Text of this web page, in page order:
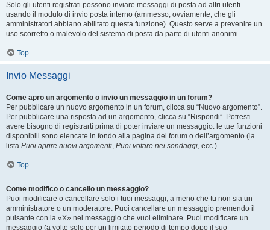
Solo gli utenti registrati possono inviare messaggi di posta ad altri utenti
usando il modulo di invio posta interno (ammesso, ovviamente, che gli
amministratori abbiano abilitato questa funzione). Questo serve a prevenire un
uso scorretto o malevolo del sistema di posta da parte di utenti anonimi.
Top
Invio Messaggi
Come apro un argomento o invio un messaggio in un forum?
Per pubblicare un nuovo argomento in un forum, clicca su “Nuovo argomento”.
Per pubblicare una risposta ad un argomento, clicca su “Rispondi”. Potresti
avere bisogno di registrarti prima di poter inviare un messaggio: le tue funzioni
disponibili sono elencate in fondo alla pagina del forum o dell’argomento (la
lista Puoi aprire nuovi argomenti, Puoi votare nei sondaggi, ecc.).
Top
Come modifico o cancello un messaggio?
Puoi modificare o cancellare solo i tuoi messaggi, a meno che tu non sia un
amministratore o un moderatore. Puoi cancellare un messaggio premendo il
pulsante con la «X» nel messaggio che vuoi eliminare. Puoi modificare un
messaggio (a volte solo per un limitato periodo di tempo dopo il suo